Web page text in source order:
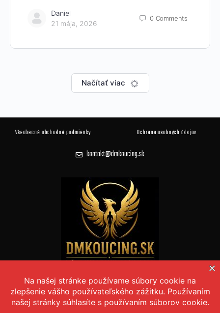
Daniel
21 mája, 2026
0 Comments
Načítať viac
Všeobecné obchodné podmienky Ochrana osobných údajov
kontakt@dmkoucing.sk
© 2026 DM KOUČING Všetky práva vyhradené
VytvorilMDWEB